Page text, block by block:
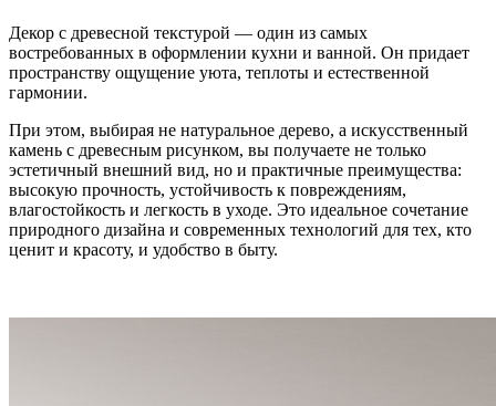
Декор с древесной текстурой — один из самых
востребованных в оформлении кухни и ванной. Он придает
пространству ощущение уюта, теплоты и естественной
гармонии.
При этом, выбирая не натуральное дерево, а искусственный
камень с древесным рисунком, вы получаете не только
эстетичный внешний вид, но и практичные преимущества:
высокую прочность, устойчивость к повреждениям,
влагостойкость и легкость в уходе. Это идеальное сочетание
природного дизайна и современных технологий для тех, кто
ценит и красоту, и удобство в быту.